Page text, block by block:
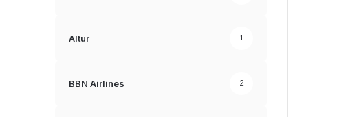
Altur 1
BBN Airlines 2